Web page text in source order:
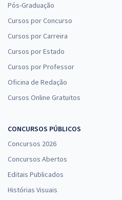
Pós-Graduação
Cursos por Concurso
Cursos por Carreira
Cursos por Estado
Cursos por Professor
Oficina de Redação
Cursos Online Gratuitos
CONCURSOS PÚBLICOS
Concursos 2026
Concursos Abertos
Editais Publicados
Histórias Visuais